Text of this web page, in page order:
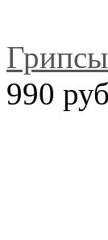
990 руб